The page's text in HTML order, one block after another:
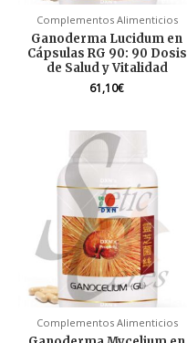
Complementos Alimenticios
Ganoderma Lucidum en
Cápsulas RG 90: 90 Dosis
de Salud y Vitalidad
61,10€
Complementos Alimenticios